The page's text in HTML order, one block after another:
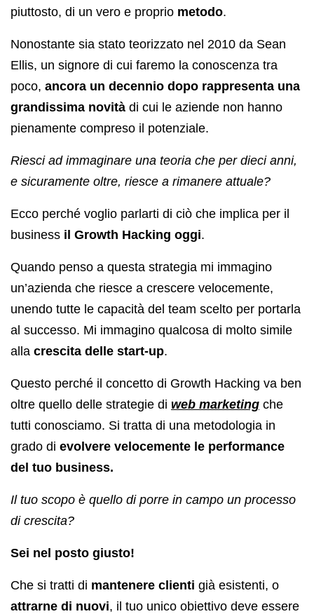
piuttosto, di un vero e proprio metodo.
Nonostante sia stato teorizzato nel 2010 da Sean
Ellis, un signore di cui faremo la conoscenza tra
poco, ancora un decennio dopo rappresenta una
grandissima novità di cui le aziende non hanno
pienamente compreso il potenziale.
Riesci ad immaginare una teoria che per dieci anni,
e sicuramente oltre, riesce a rimanere attuale?
Ecco perché voglio parlarti di ciò che implica per il
business il Growth Hacking oggi.
Quando penso a questa strategia mi immagino
un’azienda che riesce a crescere velocemente,
unendo tutte le capacità del team scelto per portarla
al successo. Mi immagino qualcosa di molto simile
alla crescita delle start-up.
Questo perché il concetto di Growth Hacking va ben
oltre quello delle strategie di web marketing che
tutti conosciamo. Si tratta di una metodologia in
grado di evolvere velocemente le performance
del tuo business.
Il tuo scopo è quello di porre in campo un processo
di crescita?
Sei nel posto giusto!
Che si tratti di mantenere clienti già esistenti, o
attrarne di nuovi, il tuo unico obiettivo deve essere